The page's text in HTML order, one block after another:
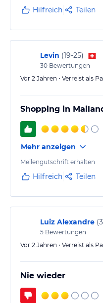
auf jedenfalls.
Hilfreich Teilen
Levin (19-25)
30 Bewertungen
Vor 2 Jahren • Verreist als
Shopping in
Mehr anzeigen
Meilengutschrift erhalten
Hilfreich Teilen
Luiz Alexandre (
5 Bewertungen
Vor 2 Jahren • Verreist als
Nie wieder